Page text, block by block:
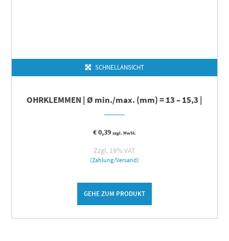
SCHNELLANSICHT
OHRKLEMMEN | Ø min./max. (mm) = 13 – 15,3 |
€0,39 zzgl. MwSt.
Zzgl. 19% VAT
(Zahlung/Versand)
GEHE ZUM PRODUKT